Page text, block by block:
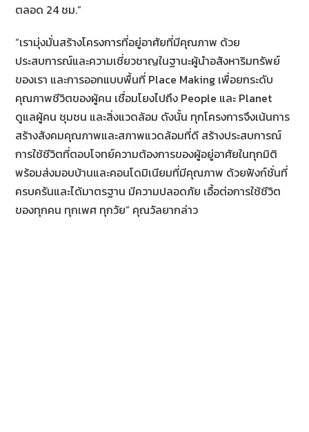
ตลอด 24 ชม.”
“เรามุ่งมั่นสร้างโครงการที่อยู่อาศัยที่มีคุณภาพ ด้วย
ประสบการณ์และความเชี่ยวชาญในฐานะผู้นำอสังหาริมทรัพย์
ของเรา และการออกแบบพื้นที่ Place Making เพื่อยกระดับ
คุณภาพชีวิตของผู้คน เชื่อมโยงไปถึง People และ Planet
ดูแลผู้คน ชุมชน และสิ่งแวดล้อม ดังนั้น ทุกโครงการจึงเน้นการ
สร้างสังคมคุณภาพและสภาพแวดล้อมที่ดี สร้างประสบการณ์
การใช้ชีวิตที่ตอบโจทย์ความต้องการของผู้อยู่อาศัยในทุกมิติ
พร้อมส่งมอบบ้านและคอนโดมิเนียมที่มีคุณภาพ ด้วยฟังก์ชั่นที่
ครบครันและได้มาตรฐาน มีความปลอดภัย เอื้อต่อการใช้ชีวิต
ของทุกคน ทุกเพศ ทุกวัย” คุณวัลยากล่าว